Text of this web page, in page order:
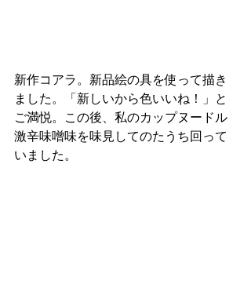
新作コアラ。新品絵の具を使って描き
ました。「新しいから色いいね！」と
ご満悦。この後、私のカップヌードル
激辛味噌味を味見してのたうち回って
いました。